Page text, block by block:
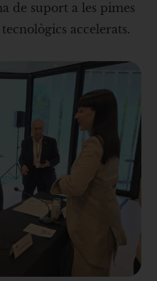
de suport a les pimes
accelerats.